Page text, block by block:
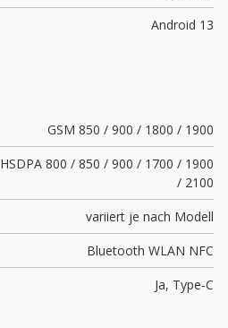
Android 13
GSM 850 / 900 / 1800 / 1900
HSDPA 800 / 850 / 900 / 1700 / 1900
/ 2100
variiert je nach Modell
Bluetooth WLAN NFC
Ja, Type-C